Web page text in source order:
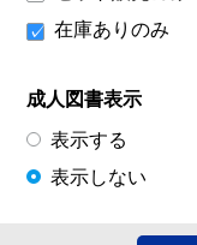
在庫ありのみ
成人図書表示
表示する
表示しない